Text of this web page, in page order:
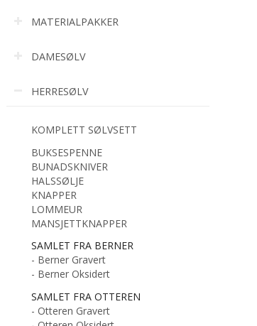
MATERIALPAKKER
DAMESØLV
HERRESØLV
KOMPLETT SØLVSETT
BUKSESPENNE
BUNADSKNIVER
HALSSØLJE
KNAPPER
LOMMEUR
MANSJETTKNAPPER
SAMLET FRA BERNER
- Berner Gravert
- Berner Oksidert
SAMLET FRA OTTEREN
- Otteren Gravert